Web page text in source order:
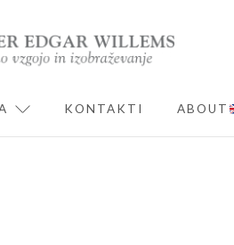
MENU
EXPAND CHILD MENU
KONTAKTI ABOUT